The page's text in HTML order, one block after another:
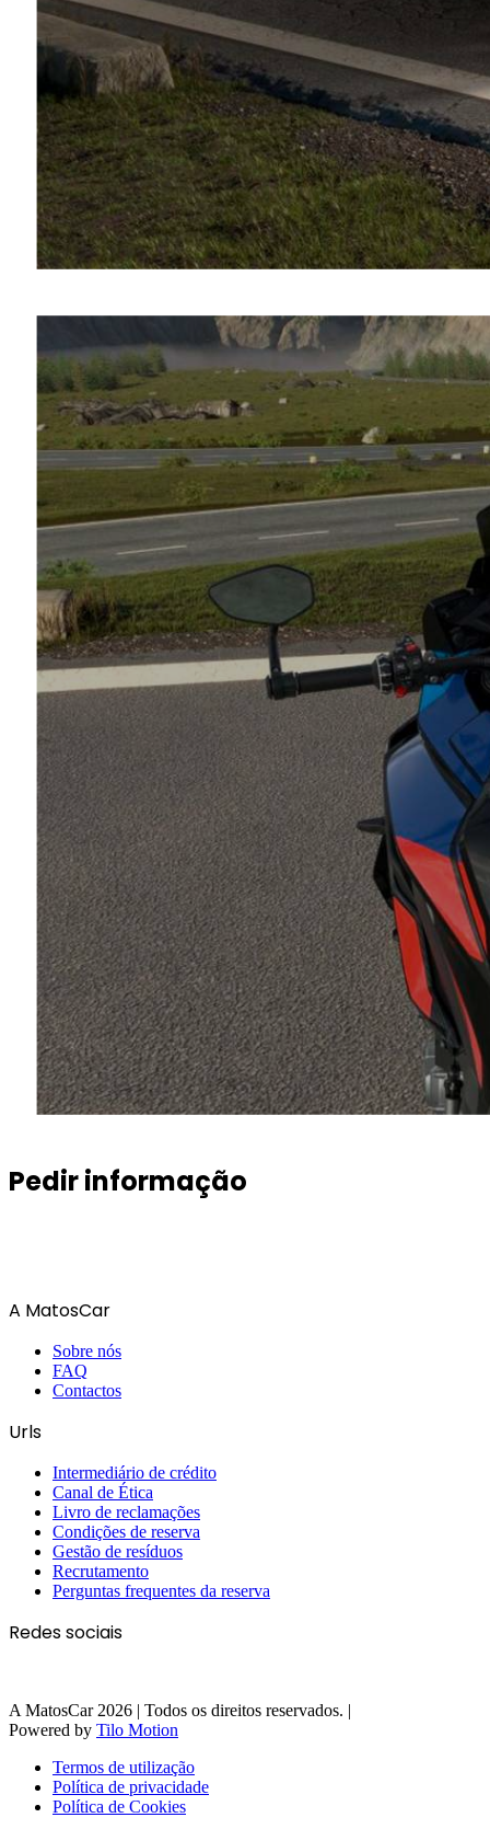
Pedir informação
A MatosCar
Sobre nós
FAQ
Contactos
Urls
Intermediário de crédito
Canal de Ética
Livro de reclamações
Condições de reserva
Gestão de resíduos
Recrutamento
Perguntas frequentes da reserva
Redes sociais
A MatosCar 2026 | Todos os direitos reservados. |
Powered by Tilo Motion
Termos de utilização
Política de privacidade
Política de Cookies